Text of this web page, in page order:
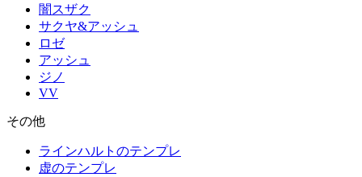
闇スザク
サクヤ&アッシュ
ロゼ
アッシュ
ジノ
VV
その他
ラインハルトのテンプレ
虚のテンプレ